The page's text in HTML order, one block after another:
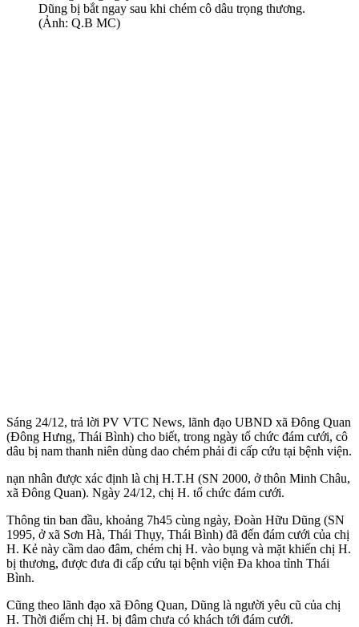
Dũng bị bắt ngay sau khi chém cô dâu trọng thương.
(Ảnh: Q.B MC)
Sáng 24/12, trả lời PV VTC News, lãnh đạo UBND xã Đông Quan
(Đông Hưng, Thái Bình) cho biết, trong ngày tổ chức đám cưới, cô
dâu bị nam thanh niên dùng dao chém phải đi cấp cứu tại bệnh viện.
nạn nhân được xác định là chị H.T.H (SN 2000, ở thôn Minh Châu,
xã Đông Quan). Ngày 24/12, chị H. tổ chức đám cưới.
Thông tin ban đầu, khoảng 7h45 cùng ngày, Đoàn Hữu Dũng (SN
1995, ở xã Sơn Hà, Thái Thụy, Thái Bình) đã đến đám cưới của chị
H. Kẻ này cầm dao đâm, chém chị H. vào bụng và mặt khiến chị H.
bị thương, được đưa đi cấp cứu tại bệnh viện Đa khoa tỉnh Thái
Bình.
Cũng theo lãnh đạo xã Đông Quan, Dũng là người yêu cũ của chị
H. Thời điểm chị H. bị đâm chưa có khách tới đám cưới.